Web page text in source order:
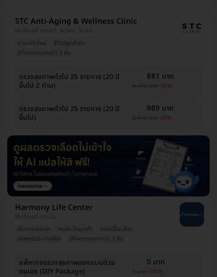
STC Anti-Aging & Wellness Clinic
ให้บริการที่ ราชเทวี, จตุจักร, วัฒนา
สาขาเปิดใหม่
รีวิวดีลูกค้ารัก
มีที่จอดรถมากกว่า 3 คัน
ตรวจสุขภาพทั่วไป 25 รายการ (20 ปี
ขึ้นไป 2 ท่าน)
881 บาท
4,490 บาท -80%
ตรวจสุขภาพทั่วไป 25 รายการ (20 ปี
ขึ้นไป)
989 บาท
2,490 บาท -60%
Harmony Life Center
ให้บริการที่ ปทุมวัน
เดินทางสะดวก
คนดังเป็นลูกค้า
หมอมีชื่อเสียง
มีแพทย์ประจำคลินิก
มีที่จอดรถมากกว่า 3 คัน
แพ็กเกจตรวจสุขภาพออกแบบด้วย
ตนเอง (DIY Package)
0 บาท
1 บาท -100%